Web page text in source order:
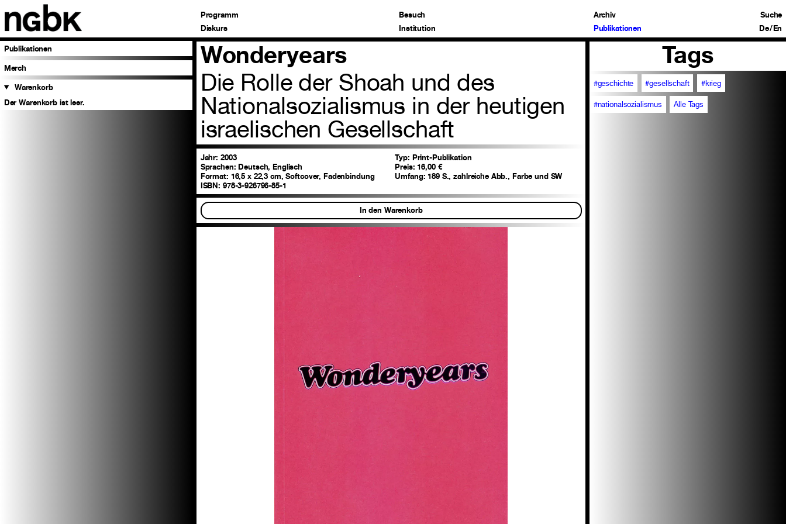
Programm
Diskurs
Besuch
Institution
Archiv
Publikationen
Publikationen
Merch
Warenkorb
Der Warenkorb ist leer.
Suche
De/En
Wonderyears
Die Rolle der Shoah und des
Nationalsozialismus in der heutigen
israelischen Gesellschaft
Jahr: 2003 Typ: Print-Publikation
Sprachen: Deutsch, Englisch Preis: 16,00 €
Format: 16,5 x 22,3 cm, Softcover, Fadenbindung Umfang: 189 S., zahlreiche Abb., Farbe und SW
ISBN: 978-3-926796-85-1
In den Warenkorb
Tags
#geschichte #gesellschaft #krieg
#nationalsozialismus Alle Tags